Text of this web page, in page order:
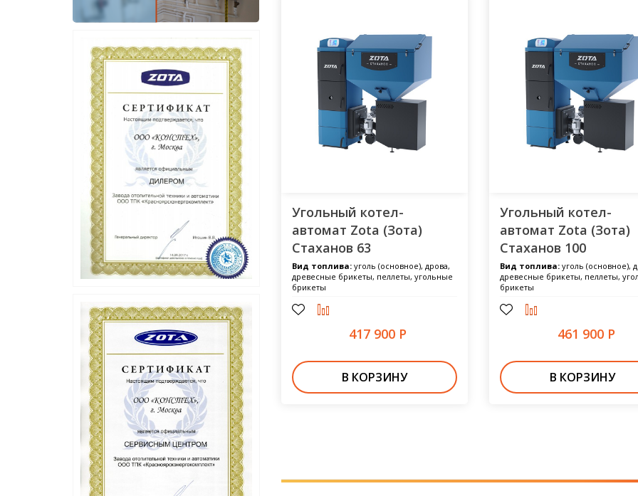
Угольный котел-
автомат Zota (Зота)
Стаханов 63
Вид топлива: уголь (основное), дрова,
древесные брикеты, пеллеты, угольные
брикеты
417 900 Р
В КОРЗИНУ
Угольный котел-
автомат Zota (Зота)
Стаханов 100
Вид топлива: уголь (основное),
древесные брикеты, пеллеты,
брикеты
461 900 Р
В КОРЗИНУ